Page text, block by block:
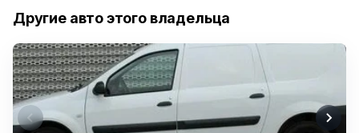
Другие авто этого владельца